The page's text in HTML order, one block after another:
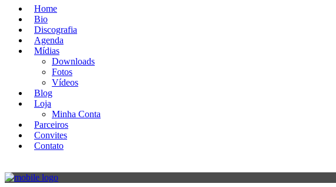
Home
Bio
Discografia
Agenda
Mídias
Downloads
Fotos
Vídeos
Blog
Loja
Minha Conta
Parceiros
Convites
Contato